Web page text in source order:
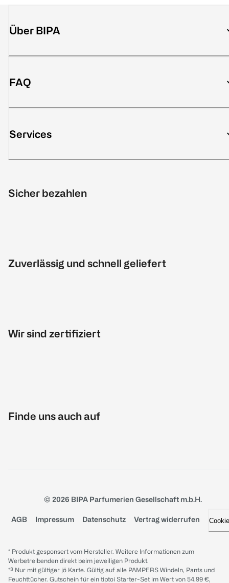
Über BIPA
FAQ
Services
Sicher bezahlen
Zuverlässig und schnell geliefert
Wir sind zertifiziert
Finde uns auch auf
© 2026 BIPA Parfumerien Gesellschaft m.b.H.
AGB Impressum Datenschutz Vertrag widerrufen
* Produkt gesponsert vom Hersteller. Weitere Informationen zum
Werbetreibenden direkt beim jeweiligen Produkt.
*³ Nur mit gültiger jö Karte. Gültig auf alle PAMPERS Windeln, Pants und
Feuchttücher. Gutschein für ein tiptoi Starter-Set im Wert von 54.99 €,